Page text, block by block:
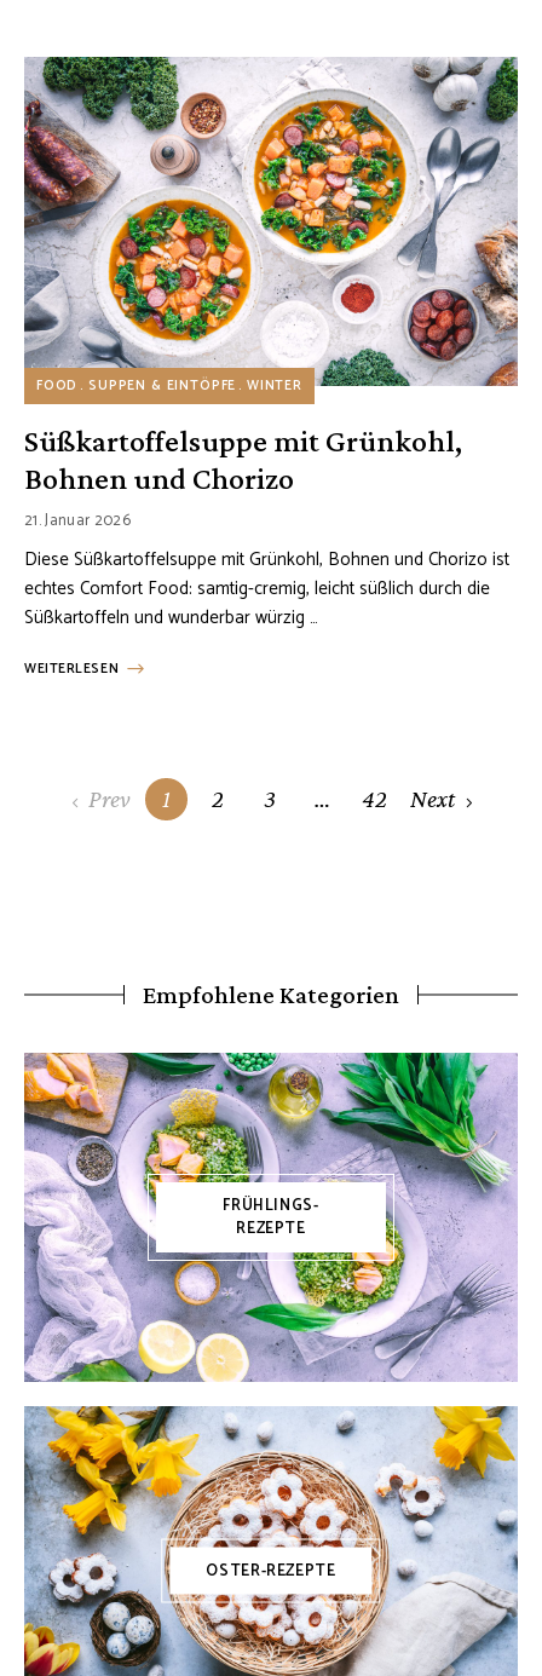
FOOD SUPPEN & EINTÖPFE WINTER
Süßkartoffelsuppe mit Grünkohl,
Bohnen und Chorizo
21. Januar 2026
Diese Süßkartoffelsuppe mit Grünkohl, Bohnen und Chorizo ist
echtes Comfort Food: samtig-cremig, leicht süßlich durch die
Süßkartoffeln und wunderbar würzig …
WEITERLESEN
Posts Prev 1 2 3 … 42 Next
Empfohlene Kategorien
FRÜHLINGS-
REZEPTE
OSTER-REZEPTE